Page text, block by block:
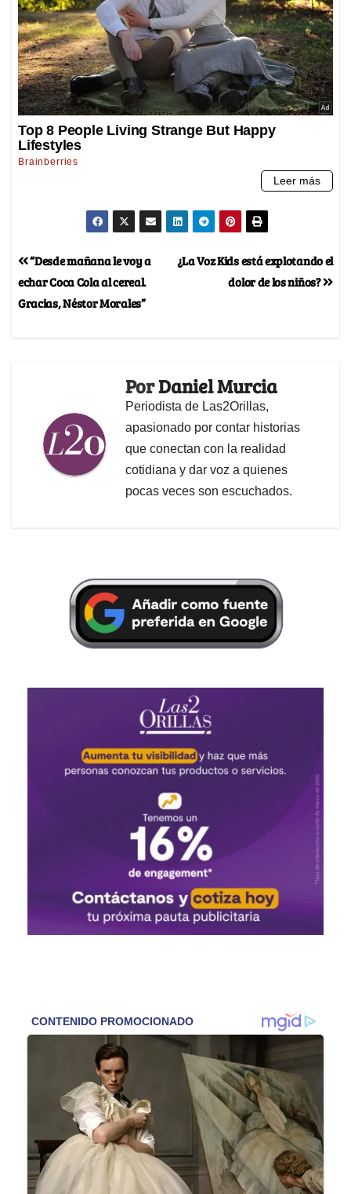
¿La Voz Kids está explotando el
dolor de los niños?
“Desde mañana le voy a
echar Coca Cola al cereal.
Gracias, Néstor Morales”
PorDaniel Murcia
Periodista de Las2Orillas,
apasionado por contar historias
que conectan con la realidad
cotidiana y dar voz a quienes
pocas veces son escuchados.